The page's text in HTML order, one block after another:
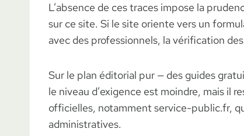
L’absence de ces traces impose la
sur ce site. Si le site oriente vers un
avec des professionnels, la vérification
Sur le plan éditorial pur — des guides
le niveau d’exigence est moindre, mais il
officielles, notamment service-public.fr,
administratives.